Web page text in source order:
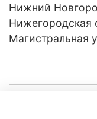
Нижний
Нижегородская
Магистральная